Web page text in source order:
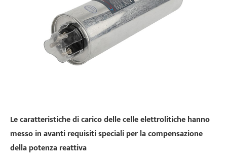
Le caratteristiche di carico delle celle elettrolitiche hanno
messo in avanti requisiti speciali per la compensazione
della potenza reattiva